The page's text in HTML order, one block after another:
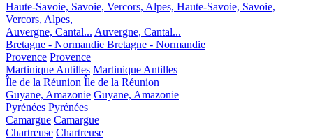
Haute-Savoie, Savoie, Vercors, Alpes, Haute-Savoie, Savoie,
Vercors, Alpes,
Auvergne, Cantal... Auvergne, Cantal...
Bretagne - Normandie Bretagne - Normandie
Provence Provence
Martinique Antilles Martinique Antilles
Île de la Réunion Île de la Réunion
Guyane, Amazonie Guyane, Amazonie
Pyrénées Pyrénées
Camargue Camargue
Chartreuse Chartreuse